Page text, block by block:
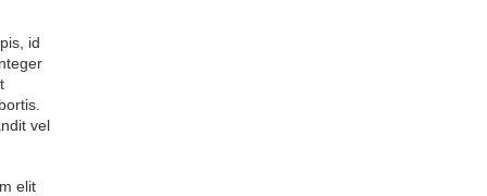
id
vel
elit